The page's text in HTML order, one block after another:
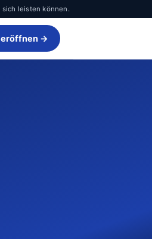
sich leisten können.
eröffnen →